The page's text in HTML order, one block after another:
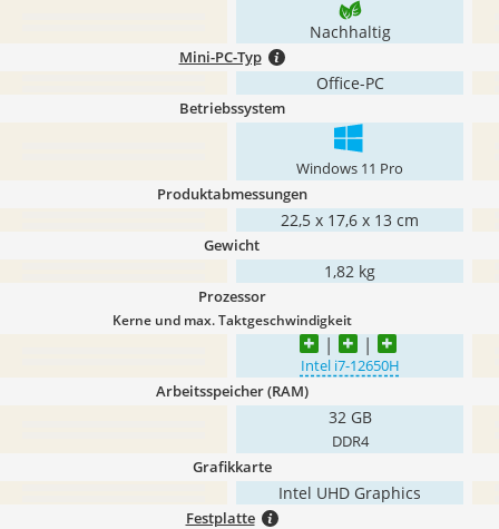
Nachhaltig
Mini-PC-Typ
Office-PC
Betriebssystem
Windows 11 Pro
Produktabmessungen
22,5 x 17,6 x 13 cm
Gewicht
1,82 kg
Prozessor
Kerne und max. Taktgeschwindigkeit
Intel i7-12650H
Arbeitsspeicher (RAM)
32 GB
DDR4
Grafikkarte
Intel UHD Graphics
Festplatte